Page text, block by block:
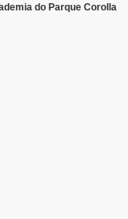
do Parque Corolla